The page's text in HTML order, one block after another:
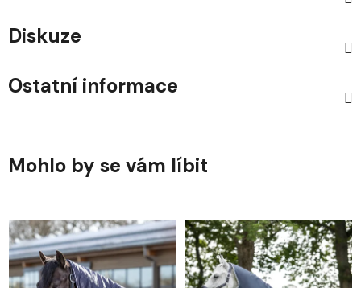
Diskuze
Ostatní informace
Mohlo by se vám líbit